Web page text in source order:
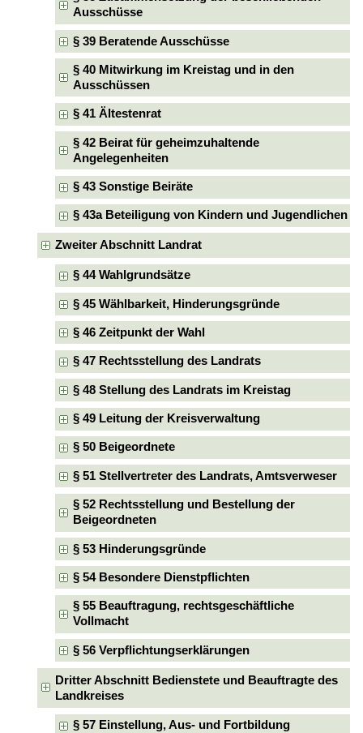
Ausschüsse
§ 39 Beratende Ausschüsse
§ 40 Mitwirkung im Kreistag und in den
Ausschüssen
§ 41 Ältestenrat
§ 42 Beirat für geheimzuhaltende
Angelegenheiten
§ 43 Sonstige Beiräte
§ 43a Beteiligung von Kindern und Jugendlichen
Zweiter Abschnitt Landrat
§ 44 Wahlgrundsätze
§ 45 Wählbarkeit, Hinderungsgründe
§ 46 Zeitpunkt der Wahl
§ 47 Rechtsstellung des Landrats
§ 48 Stellung des Landrats im Kreistag
§ 49 Leitung der Kreisverwaltung
§ 50 Beigeordnete
§ 51 Stellvertreter des Landrats, Amtsverweser
§ 52 Rechtsstellung und Bestellung der
Beigeordneten
§ 53 Hinderungsgründe
§ 54 Besondere Dienstpflichten
§ 55 Beauftragung, rechtsgeschäftliche
Vollmacht
§ 56 Verpflichtungserklärungen
Dritter Abschnitt Bedienstete und Beauftragte des
Landkreises
§ 57 Einstellung, Aus- und Fortbildung